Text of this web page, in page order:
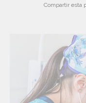
Compartir esta